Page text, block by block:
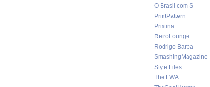
O Brasil com S
PrintPattern
Pristina
RetroLounge
Rodrigo Barba
SmashingMagazine
Style Files
The FWA